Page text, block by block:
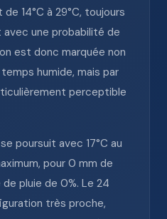
14°C à 29°C, toujours
une probabilité de
est donc marquée non
humide, mais par
perceptible
poursuit avec 17°C au
pour 0 mm de
pluie de 0%. Le 24
très proche,